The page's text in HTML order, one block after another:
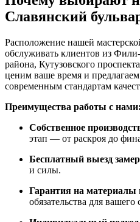
Славянский
Расположение нашей
обслуживать клиентов из
района, Кутузовского
ценим ваше время и
современным стандартам
Преимущества работы с нами:
Собственное
этап — от раскроя до
Бесплатный выезд
и силы.
Гарантия на материалы
обязательства для вашего